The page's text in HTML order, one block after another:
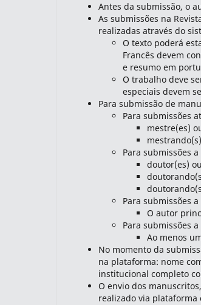
Antes da submissão, o
As submissões na
realizadas através do
O texto poderá
Francês devem
e resumo em
O trabalho deve
especiais devem
Para submissão de
Para submissões
mestre(es)
Para submissões
doutor(es) ou
Para submissões
O autor
Para submissões
Ao menos
No momento da
na plataforma: nome
institucional completo
O envio dos
realizado via
indexadores-fronteiras